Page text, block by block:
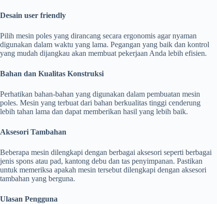
Desain user friendly
Pilih mesin poles yang dirancang secara ergonomis agar nyaman
digunakan dalam waktu yang lama. Pegangan yang baik dan kontrol
yang mudah dijangkau akan membuat pekerjaan Anda lebih efisien.
Bahan dan Kualitas Konstruksi
Perhatikan bahan-bahan yang digunakan dalam pembuatan mesin
poles. Mesin yang terbuat dari bahan berkualitas tinggi cenderung
lebih tahan lama dan dapat memberikan hasil yang lebih baik.
Aksesori Tambahan
Beberapa mesin dilengkapi dengan berbagai aksesori seperti berbagai
jenis spons atau pad, kantong debu dan tas penyimpanan. Pastikan
untuk memeriksa apakah mesin tersebut dilengkapi dengan aksesori
tambahan yang berguna.
Ulasan Pengguna